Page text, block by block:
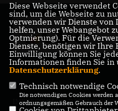
IMPRESSUM
Diese Webseite verwendet
sind, um die Webseite zu
verwenden wir Dienste
helfen, unser Webangebot
Optmierung). Für die
Dienste, benötigen wir Ihre
Einwilligung können Sie
Informationen finden Sie in
Datenschutzerklärung.
Technisch notwendige
Die notwendigen Cookies werden
ordnungsgemäßen Gebrauch der